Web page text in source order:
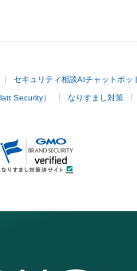
セキュリティ相談AIチャットボッ
Security） なりすまし対策